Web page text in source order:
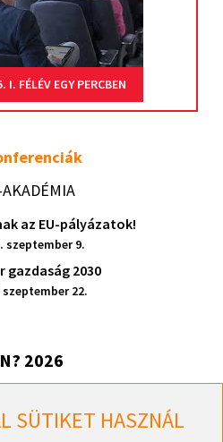
SÜTIKET HASZNÁL
I. FÉLÉV EGY PERCBEN
az EU-pályázatok!
szeptember 9.
gazdaság 2030
szeptember 22.
2026
szeptember 17.